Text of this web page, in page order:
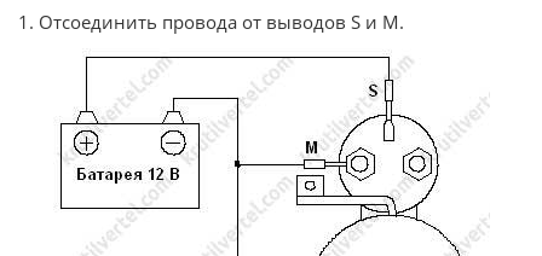
1. Отсоединить провода от выводов S и M.